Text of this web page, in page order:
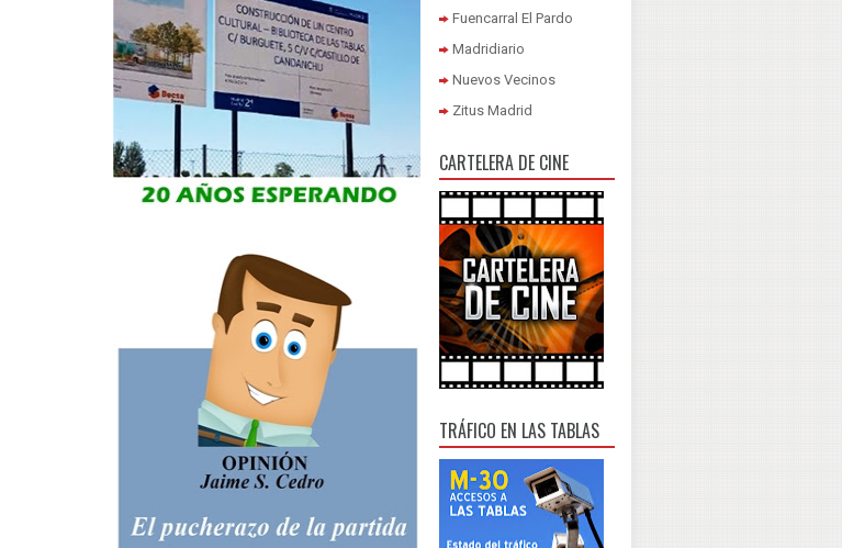
Fuencarral El Pardo
Madridiario
Nuevos Vecinos
Zitus Madrid
CARTELERA DE CINE
TRÁFICO EN LAS TABLAS